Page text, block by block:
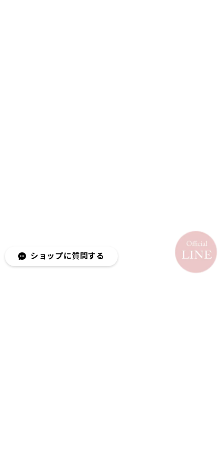
ショップに質問する